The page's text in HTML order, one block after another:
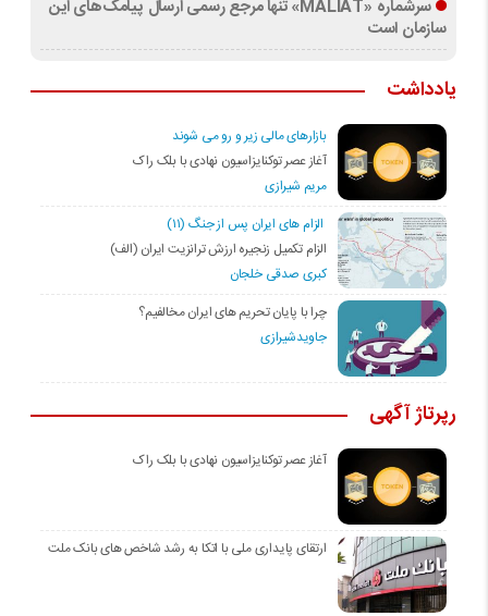
سرشماره «MALIAT» تنها مرجع رسمی ارسال پیامک‌های این
سازمان است
یادداشت
بازارهای مالی زیر و رو می شوند
آغاز عصر توکنایزاسیون نهادی با بلک راک
مریم شیرازی
الزام های ایران پس از جنگ (۱۱)
الزام تکمیل زنجیره ارزش ترانزیت ایران (الف)
کبری صدقی خلجان
چرا با پایان تحریم های ایران مخالفیم؟
جاویدشیرازی
رپرتاژ آگهی
آغاز عصر توکنایزاسیون نهادی با بلک راک
ارتقای پایداری ملی با اتکا به رشد شاخص های بانک ملت